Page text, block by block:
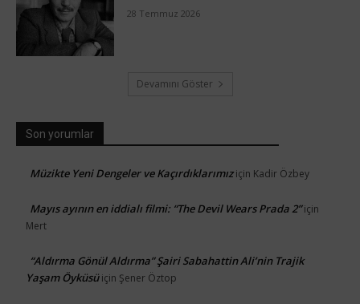
28 Temmuz 2026
Devamını Göster
Son yorumlar
Müzikte Yeni Dengeler ve Kaçırdıklarımıziçin Kadir Özbey
Mayıs ayının en iddialı filmi: “The Devil Wears Prada 2”için
Mert
“Aldırma Gönül Aldırma” Şairi Sabahattin Ali’nin Trajik
Yaşam Öyküsüiçin Şener Öztop